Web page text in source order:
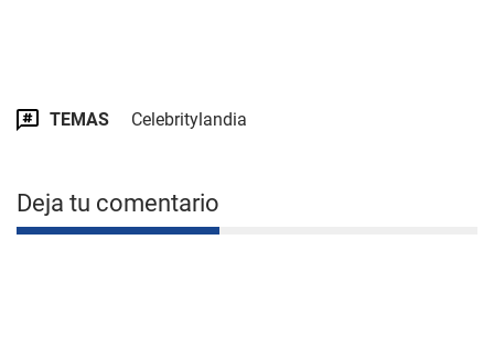
TEMAS Celebritylandia
Deja tu comentario